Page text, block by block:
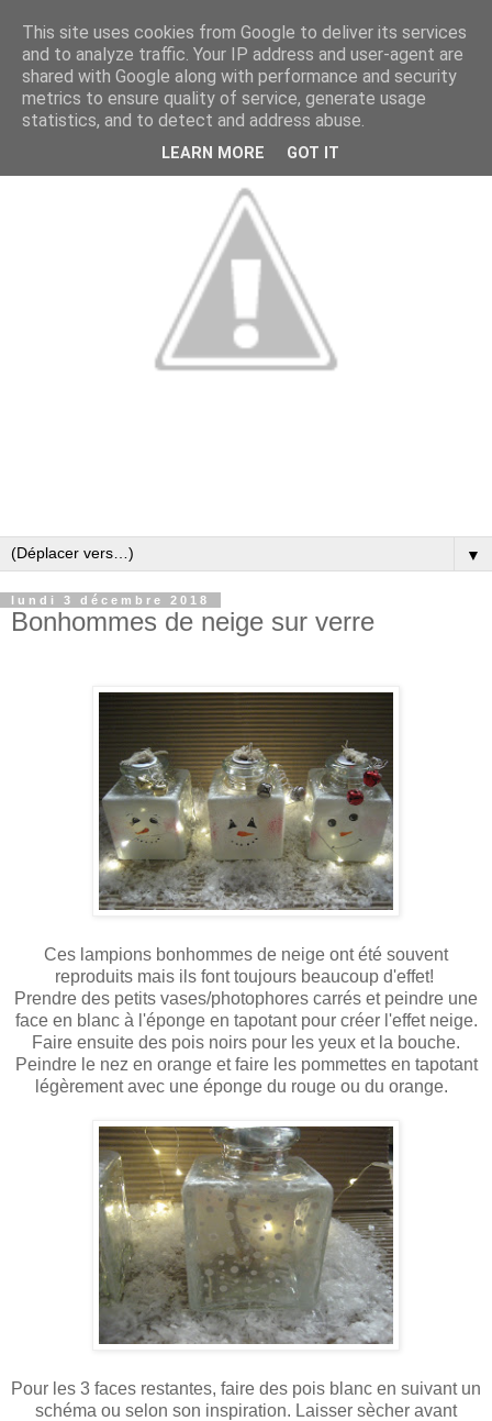
▼
lundi 3 décembre 2018
Bonhommes de neige sur verre
Ces lampions bonhommes de neige ont été souvent
reproduits mais ils font toujours beaucoup d'effet!
Prendre des petits vases/photophores carrés et peindre une
face en blanc à l'éponge en tapotant pour créer l'effet neige.
Faire ensuite des pois noirs pour les yeux et la bouche.
Peindre le nez en orange et faire les pommettes en tapotant
légèrement avec une éponge du rouge ou du orange.
Pour les 3 faces restantes, faire des pois blanc en suivant un
schéma ou selon son inspiration. Laisser sècher avant
This site uses cookies from Google to deliver its services
and to analyze traffic. Your IP address and user-agent are
shared with Google along with performance and security
metrics to ensure quality of service, generate usage
statistics, and to detect and address abuse.
LEARN MORE GOT IT